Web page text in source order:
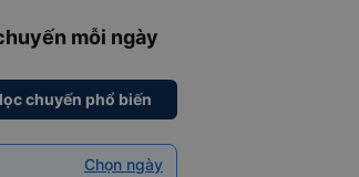
mỗi ngày
chuyến phổ biến
Chọn ngày